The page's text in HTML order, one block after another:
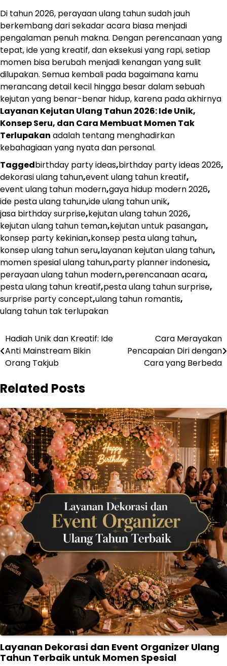
Di tahun 2026, perayaan ulang tahun sudah jauh
berkembang dari sekadar acara biasa menjadi
pengalaman penuh makna. Dengan perencanaan yang
tepat, ide yang kreatif, dan eksekusi yang rapi, setiap
momen bisa berubah menjadi kenangan yang sulit
dilupakan. Semua kembali pada bagaimana kamu
merancang detail kecil hingga besar dalam sebuah
kejutan yang benar-benar hidup, karena pada akhirnya
Layanan Kejutan Ulang Tahun 2026: Ide Unik,
Konsep Seru, dan Cara Membuat Momen Tak
Terlupakan adalah tentang menghadirkan
kebahagiaan yang nyata dan personal.
Taggedbirthday party ideas,birthday party ideas 2026,
dekorasi ulang tahun,event ulang tahun kreatif,
event ulang tahun modern,gaya hidup modern 2026,
ide pesta ulang tahun,ide ulang tahun unik,
jasa birthday surprise,kejutan ulang tahun 2026,
kejutan ulang tahun teman,kejutan untuk pasangan,
konsep party kekinian,konsep pesta ulang tahun,
konsep ulang tahun seru,layanan kejutan ulang tahun,
momen spesial ulang tahun,party planner indonesia,
perayaan ulang tahun modern,perencanaan acara,
pesta ulang tahun kreatif,pesta ulang tahun surprise,
surprise party concept,ulang tahun romantis,
ulang tahun tak terlupakan
Post
navigation
Hadiah Unik dan Kreatif: Ide
Anti Mainstream Bikin
Orang Takjub
Cara Merayakan
Pencapaian Diri dengan
Cara yang Berbeda
Related Posts
Layanan Dekorasi dan Event Organizer Ulang
Tahun Terbaik untuk Momen Spesial